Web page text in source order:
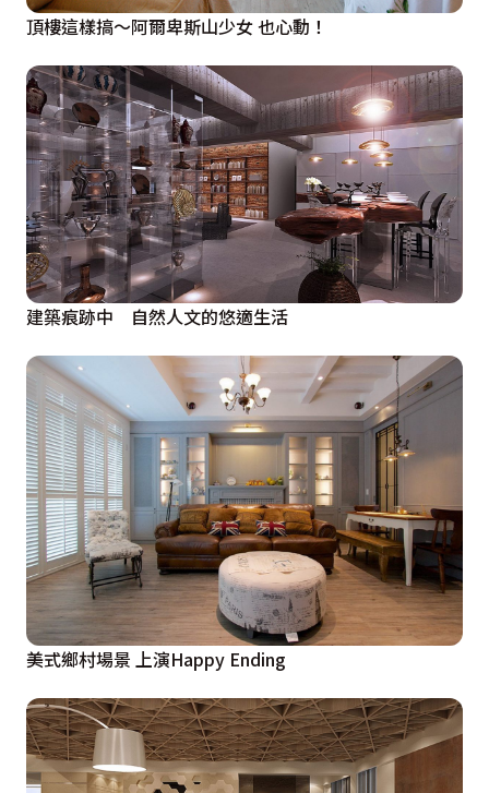
頂樓這樣搞～阿爾卑斯山少女 也心動！
建築痕跡中 自然人文的悠適生活
美式鄉村場景 上演Happy Ending